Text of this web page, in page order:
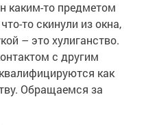
каким-то предметом
то скинули из окна,
– это хулиганство.
с другим
как
Обращаемся за